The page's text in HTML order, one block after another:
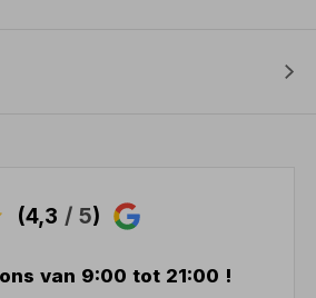
(4,3 / 5)
van 9:00 tot 21:00 !